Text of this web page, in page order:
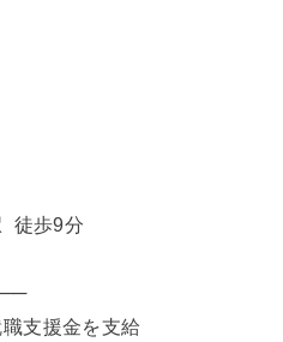
徒歩9分
支援金を支給